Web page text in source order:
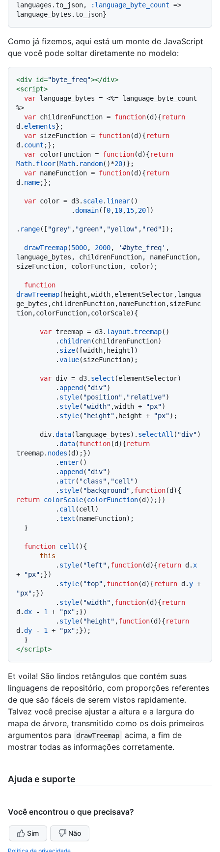
languages.to_json,
:language_byte_count =>
Como já fizemos, aqui está um monte de JavaScript
que você pode soltar diretamente no modelo:
<div id="byte_freq"></div>
<script>
var language_bytes = <%= language_byte_count
%>
var childrenFunction = function(d ){return
d. elements};
var sizeFunction = function(d ){return
d. count ;};
var colorFunction = function(d ){return
Math. floor(Math. random()*20)};
var nameFunction = function(d ){return
d. name;};
var color = d3. scale. linear()
              .
domain([0,10,15,20])
. range([ "grey" , "green" , "yellow" , "red"]);
drawTreemap(5000, 2000, '#byte_freq' ,
language_bytes, childrenFunction, nameFunction,
sizeFunction, colorFunction, color);
function
drawTreemap( height,width,elementSelector,langua
ge_bytes,childrenFunction,nameFunction,sizeFunc
tion,colorFunction,colorScale){
var treemap = d3. layout .treemap()
          .
children(childrenFunction)
          .
size([width,height])
          .
value(sizeFunction);
var div = d3. select (elementSelector)
          .
append ( "div")
          .
style( "position" , "relative")
          .
style( "width" ,width + "px")
          .
style( "height" ,height + "px");
      div.
data(language_bytes). selectAll ( "div")
          .
data(function(d ){return
treemap. nodes (d);})
          .
enter()
          .
append ( "div")
          .
attr( "class" , "cell")
          .
style( "background" ,function(d
return colorScale(colorFunction(d));})
          .
call (cell)
          .
text (nameFunction);
function cell ( ){
this
          .
style( "left" ,function(d ){return d. x
+
"px" ;})
          .
style( "top" ,function(d ){return d.y
"px" ;})
          .
style( "width" ,function(d ){return
d.dx - 1 + "px" ;})
          .
style( "height" ,function(d ){return
d.dy - 1 + "px" ;});
</script>
Et voila! São lindos retângulos que contém suas
linguagens de repositório, com proporções referentes
de que são fáceis de serem vistos rapidamente.
Talvez você precise ajustar a altura e a largura do
mapa de árvore, transmitido como os dois primeiros
argumentos para
drawTreemap
acima, a fim de
mostrar todas as informações corretamente.
Ajuda e suporte
Você encontrou o que precisava?
Sim Não